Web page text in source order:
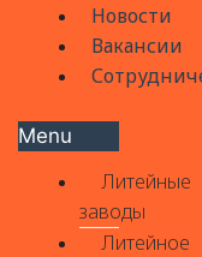
Новости
Вакансии
Menu
Литейные
заводы
Литейное